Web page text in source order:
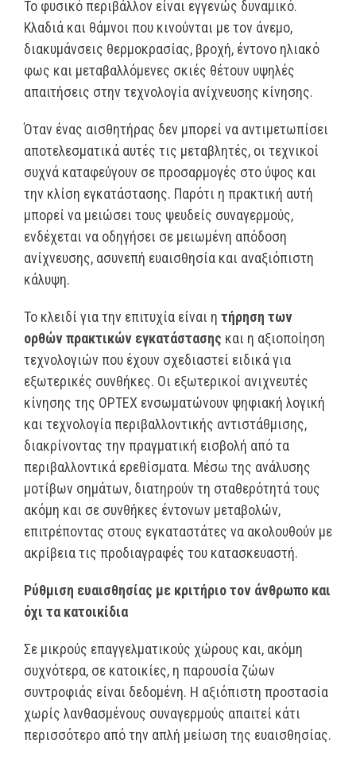
Το φυσικό περιβάλλον είναι εγγενώς δυναμικό.
Κλαδιά και θάμνοι που κινούνται με τον άνεμο,
διακυμάνσεις θερμοκρασίας, βροχή, έντονο ηλιακό
φως και μεταβαλλόμενες σκιές θέτουν υψηλές
απαιτήσεις στην τεχνολογία ανίχνευσης κίνησης.
Όταν ένας αισθητήρας δεν μπορεί να αντιμετωπίσει
αποτελεσματικά αυτές τις μεταβλητές, οι τεχνικοί
συχνά καταφεύγουν σε προσαρμογές στο ύψος και
την κλίση εγκατάστασης. Παρότι η πρακτική αυτή
μπορεί να μειώσει τους ψευδείς συναγερμούς,
ενδέχεται να οδηγήσει σε μειωμένη απόδοση
ανίχνευσης, ασυνεπή ευαισθησία και αναξιόπιστη
κάλυψη.
Το κλειδί για την επιτυχία είναι η τήρηση των
ορθών πρακτικών εγκατάστασης και η αξιοποίηση
τεχνολογιών που έχουν σχεδιαστεί ειδικά για
εξωτερικές συνθήκες. Οι εξωτερικοί ανιχνευτές
κίνησης της OPTEX ενσωματώνουν ψηφιακή λογική
και τεχνολογία περιβαλλοντικής αντιστάθμισης,
διακρίνοντας την πραγματική εισβολή από τα
περιβαλλοντικά ερεθίσματα. Μέσω της ανάλυσης
μοτίβων σημάτων, διατηρούν τη σταθερότητά τους
ακόμη και σε συνθήκες έντονων μεταβολών,
επιτρέποντας στους εγκαταστάτες να ακολουθούν με
ακρίβεια τις προδιαγραφές του κατασκευαστή.
Ρύθμιση ευαισθησίας με κριτήριο τον άνθρωπο και
όχι τα κατοικίδια
Σε μικρούς επαγγελματικούς χώρους και, ακόμη
συχνότερα, σε κατοικίες, η παρουσία ζώων
συντροφιάς είναι δεδομένη. Η αξιόπιστη προστασία
χωρίς λανθασμένους συναγερμούς απαιτεί κάτι
περισσότερο από την απλή μείωση της ευαισθησίας.